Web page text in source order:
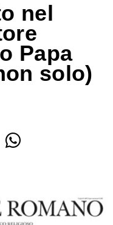
nel
Papa
solo)